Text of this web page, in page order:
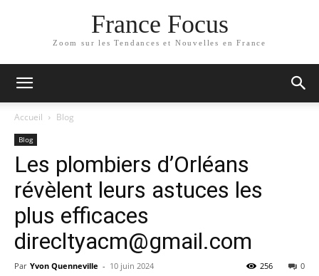
France Focus
Zoom sur les Tendances et Nouvelles en France
Accueil Blog
Blog
Les plombiers d’Orléans
révèlent leurs astuces les
plus efficaces
direcltyacm@gmail.com
Par Yvon Quenneville - 10 juin 2024 0
256